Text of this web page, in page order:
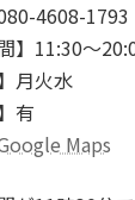
4608-1793
】11:30～
月火水
有
Maps